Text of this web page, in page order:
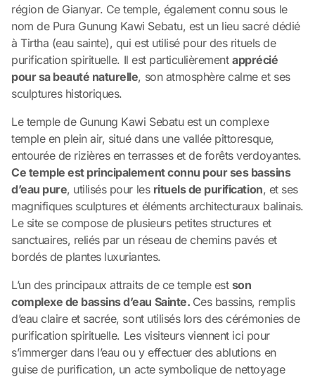
région de Gianyar. Ce temple, également connu sous le
nom de Pura Gunung Kawi Sebatu, est un lieu sacré dédié
à Tirtha (eau sainte), qui est utilisé pour des rituels de
purification spirituelle. Il est particulièrement apprécié
pour sa beauté naturelle, son atmosphère calme et ses
sculptures historiques.
Le temple de Gunung Kawi Sebatu est un complexe
temple en plein air, situé dans une vallée pittoresque,
entourée de rizières en terrasses et de forêts verdoyantes.
Ce temple est principalement connu pour ses bassins
d’eau pure, utilisés pour les rituels de purification, et ses
magnifiques sculptures et éléments architecturaux balinais.
Le site se compose de plusieurs petites structures et
sanctuaires, reliés par un réseau de chemins pavés et
bordés de plantes luxuriantes.
L’un des principaux attraits de ce temple est son
complexe de bassins d’eau Sainte. Ces bassins, remplis
d’eau claire et sacrée, sont utilisés lors des cérémonies de
purification spirituelle. Les visiteurs viennent ici pour
s’immerger dans l’eau ou y effectuer des ablutions en
guise de purification, un acte symbolique de nettoyage